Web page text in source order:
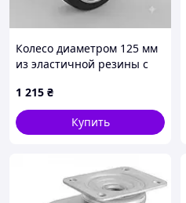
Колесо диаметром 125 мм
из эластичной резины с
средней прочности и
тормозом (250 кг)
1 215 ₴
Купить